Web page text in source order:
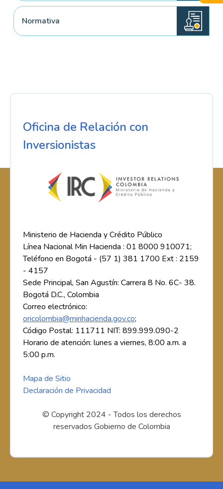
Normativa
Oficina de Relación con
Inversionistas
Ministerio de Hacienda y Crédito Público
Línea Nacional Min Hacienda : 01 8000 910071;
Teléfono en Bogotá - (57 1) 381 1700 Ext : 2159
- 4157
Sede Principal, San Agustín: Carrera 8 No. 6C- 38.
Bogotá D.C., Colombia
Correo electrónico:
oricolombia@minhacienda.gov.co;
Código Postal: 111711 NIT: 899.999.090-2
Horario de atención: lunes a viernes, 8:00 a.m. a
5:00 p.m.
Mapa de Sitio
Declaración de Privacidad
© Copyright 2024 - Todos los derechos
reservados Gobierno de Colombia